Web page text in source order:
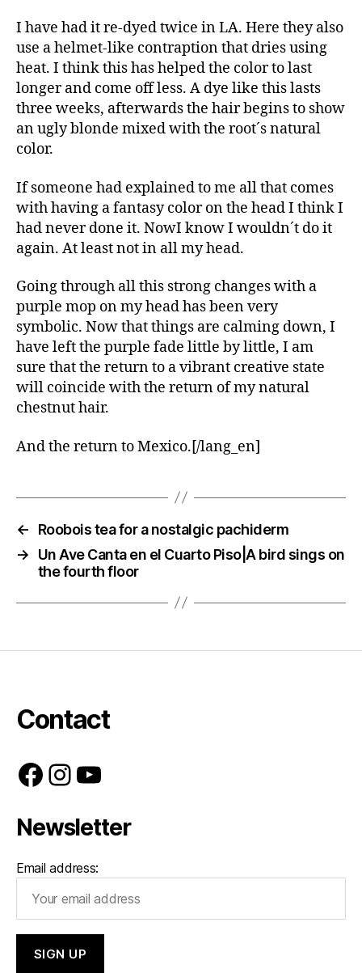
I have had it re-dyed twice in LA. Here they also
use a helmet-like contraption that dries using
heat. I think this has helped the color to last
longer and come off less. A dye like this lasts
three weeks, afterwards the hair begins to show
an ugly blonde mixed with the root´s natural
color.
If someone had explained to me all that comes
with having a fantasy color on the head I think I
had never done it. NowI know I wouldn´t do it
again. At least not in all my head.
Going through all this strong changes with a
purple mop on my head has been very
symbolic. Now that things are calming down, I
have left the purple fade little by little, I am
sure that the return to a vibrant creative state
will coincide with the return of my natural
chestnut hair.
And the return to Mexico.[/lang_en]
←
Roobois tea for a nostalgic pachiderm
→
Un Ave Canta en el Cuarto Piso|A bird sings on
the fourth floor
Contact
Facebook
Instagram
YouTube
Newsletter
Email address: